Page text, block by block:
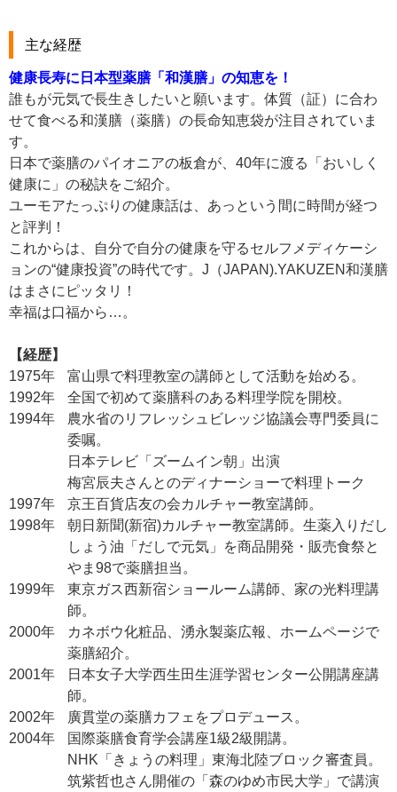
主な経歴
健康長寿に日本型薬膳「和漢膳」の知恵を！
誰もが元気で長生きしたいと願います。体質（証）に合わ
せて食べる和漢膳（薬膳）の長命知恵袋が注目されていま
す。
日本で薬膳のパイオニアの板倉が、40年に渡る「おいしく
健康に」の秘訣をご紹介。
ユーモアたっぷりの健康話は、あっという間に時間が経つ
と評判！
これからは、自分で自分の健康を守るセルフメディケーシ
ョンの“健康投資”の時代です。J（JAPAN).YAKUZEN和漢膳
はまさにピッタリ！
幸福は口福から…。
【経歴】
1975年
富山県で料理教室の講師として活動を始める。
1992年
全国で初めて薬膳科のある料理学院を開校。
1994年
農水省のリフレッシュビレッジ協議会専門委員に
委嘱。
日本テレビ「ズームイン朝」出演
梅宮辰夫さんとのディナーショーで料理トーク
1997年
京王百貨店友の会カルチャー教室講師。
1998年
朝日新聞(新宿)カルチャー教室講師。生薬入りだし
しょう油「だしで元気」を商品開発・販売食祭と
やま98で薬膳担当。
1999年
東京ガス西新宿ショールーム講師、家の光料理講
師。
2000年
カネボウ化粧品、湧永製薬広報、ホームページで
薬膳紹介。
2001年
日本女子大学西生田生涯学習センター公開講座講
師。
2002年
廣貫堂の薬膳カフェをプロデュース。
2004年
国際薬膳食育学会講座1級2級開講。
NHK「きょうの料理」東海北陸ブロック審査員。
筑紫哲也さん開催の「森のゆめ市民大学」で講演